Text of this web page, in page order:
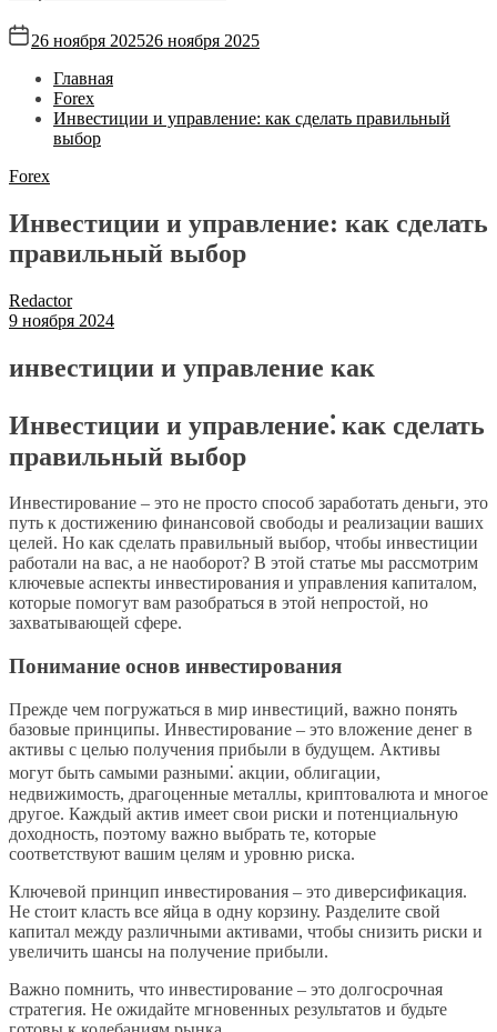
26 ноября 202526 ноября 2025
Главная
Forex
Инвестиции и управление: как сделать правильный
выбор
Forex
Инвестиции и управление: как сделать
правильный выбор
Redactor
9 ноября 2024
инвестиции и управление как
Инвестиции и управление⁚ как сделать
правильный выбор
Инвестирование – это не просто способ заработать деньги, это
путь к достижению финансовой свободы и реализации ваших
целей. Но как сделать правильный выбор, чтобы инвестиции
работали на вас, а не наоборот? В этой статье мы рассмотрим
ключевые аспекты инвестирования и управления капиталом,
которые помогут вам разобраться в этой непростой, но
захватывающей сфере.
Понимание основ инвестирования
Прежде чем погружаться в мир инвестиций, важно понять
базовые принципы. Инвестирование – это вложение денег в
активы с целью получения прибыли в будущем. Активы
могут быть самыми разными⁚ акции, облигации,
недвижимость, драгоценные металлы, криптовалюта и многое
другое. Каждый актив имеет свои риски и потенциальную
доходность, поэтому важно выбрать те, которые
соответствуют вашим целям и уровню риска.
Ключевой принцип инвестирования – это диверсификация.
Не стоит класть все яйца в одну корзину. Разделите свой
капитал между различными активами, чтобы снизить риски и
увеличить шансы на получение прибыли.
Важно помнить, что инвестирование – это долгосрочная
стратегия. Не ожидайте мгновенных результатов и будьте